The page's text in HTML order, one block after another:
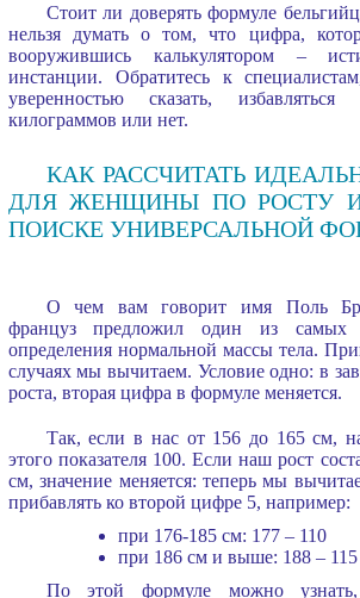
Стоит ли доверять формуле
нельзя думать о том, что цифра,
вооружившись калькулятором –
инстанции. Обратитесь к
уверенностью сказать,
килограммов или нет.
КАК РАССЧИТАТЬ
ДЛЯ ЖЕНЩИНЫ ПО РОСТУ И
ПОИСКЕ УНИВЕРСАЛЬНОЙ
О чем вам говорит имя Поль
француз предложил один из самых
определения нормальной массы тела.
случаях мы вычитаем. Условие одно: в
роста, вторая цифра в формуле меняется.
Так, если в нас от 156 до 165 см,
этого показателя 100. Если наш рост
см, значение меняется: теперь мы
прибавлять ко второй цифре 5, например:
при 176-185 см: 177 – 110
при 186 см и выше: 188 – 115
По этой формуле можно